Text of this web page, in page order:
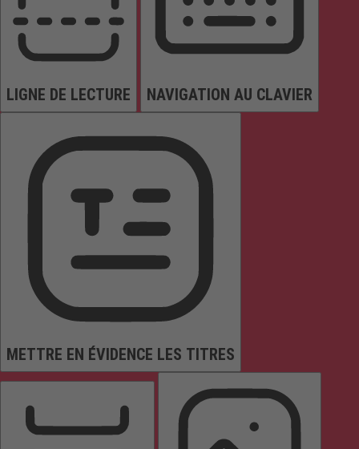
LIGNE DE LECTURE NAVIGATION AU CLAVIER
METTRE EN ÉVIDENCE LES TITRES